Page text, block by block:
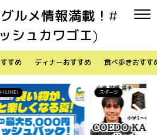
ルメ情報満載！#
シュカワゴエ)
すめ ディナーおすすめ 食べ歩きおすす
生活